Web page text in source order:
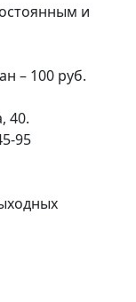
и
– 100 руб.
40.
95